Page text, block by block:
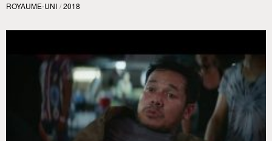
ROYAUME-UNI / 2018